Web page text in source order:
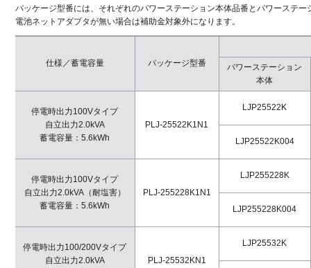
パッケージ型番には、それぞれのパワーステーション本体品番とパワーステ
電池ネットアダプタが無い場合は補助金対象外になります。
仕様／蓄電容量 パッケージ型番
パワーステーション
本体
停電時出力100Vタイプ
自立出力2.0kVA
蓄電容量：5.6kWh
PLJ-25522K1N1
LJP25522K
LJP25522K004
停電時出力100Vタイプ
自立出力2.0kVA（耐塩害）
蓄電容量：5.6kWh
PLJ-255228K1N1
LJP255228K
LJP255228K004
停電時出力100/200Vタイプ
自立出力2.0kVA
PLJ-25532KN1
LJP25532K